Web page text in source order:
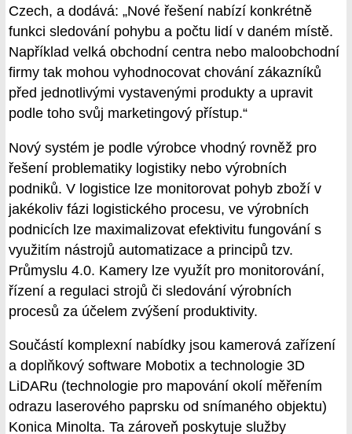
Czech, a dodává: „Nové řešení nabízí konkrétně
funkci sledování pohybu a počtu lidí v daném místě.
Například velká obchodní centra nebo maloobchodní
firmy tak mohou vyhodnocovat chování zákazníků
před jednotlivými vystavenými produkty a upravit
podle toho svůj marketingový přístup.“
Nový systém je podle výrobce vhodný rovněž pro
řešení problematiky logistiky nebo výrobních
podniků. V logistice lze monitorovat pohyb zboží v
jakékoliv fázi logistického procesu, ve výrobních
podnicích lze maximalizovat efektivitu fungování s
využitím nástrojů automatizace a principů tzv.
Průmyslu 4.0. Kamery lze využít pro monitorování,
řízení a regulaci strojů či sledování výrobních
procesů za účelem zvýšení produktivity.
Součástí komplexní nabídky jsou kamerová zařízení
a doplňkový software Mobotix a technologie 3D
LiDARu (technologie pro mapování okolí měřením
odrazu laserového paprsku od snímaného objektu)
Konica Minolta. Ta zároveň poskytuje služby